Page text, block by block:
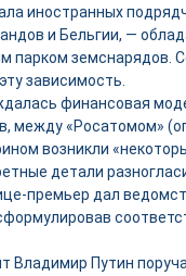
иностранных
и Бельгии, —
парком земснарядов.
зависимость.
финансовая
между «Росатомом»
возникли
детали
премьер дал
Владимир Путин